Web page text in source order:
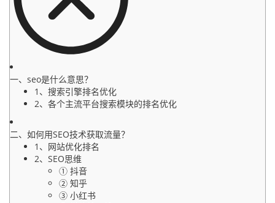
一、seo是什么意思？
1、搜索引擎排名优化
2、各个主流平台搜索模块的排名优化
二、如何用SEO技术获取流量？
1、网站优化排名
2、SEO思维
① 抖音
② 知乎
③ 小红书